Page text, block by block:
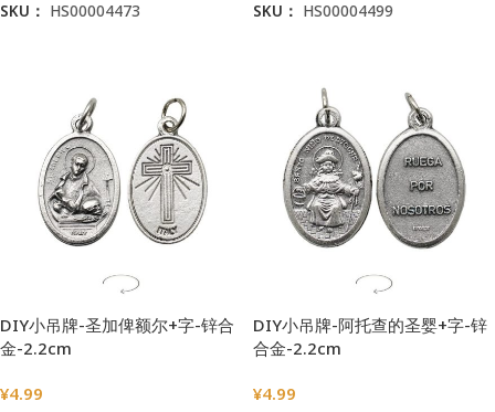
SKU： HS00004473 SKU： HS00004499
DIY小吊牌-圣加俾额尔+字-锌合
金-2.2cm
¥4.99
DIY小吊牌-阿托查的圣婴+字-锌
合金-2.2cm
¥4.99